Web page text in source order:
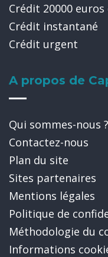
Crédit 20000 euros
Crédit instantané
Crédit urgent
A propos de
Qui sommes-nous ?
Contactez-nous
Plan du site
Sites partenaires
Mentions légales
Politique de
Méthodologie du
Informations